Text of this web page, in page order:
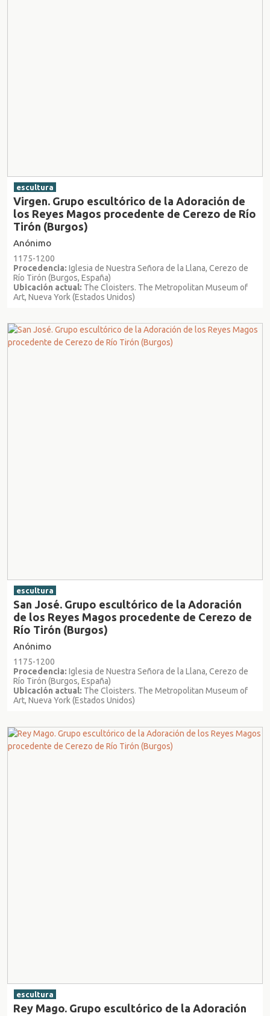
escultura
Virgen. Grupo escultórico de la Adoración de
los Reyes Magos procedente de Cerezo de Río
Tirón (Burgos)
Anónimo
1175-1200
Procedencia: Iglesia de Nuestra Señora de la Llana, Cerezo de
Río Tirón (Burgos, España)
Ubicación actual: The Cloisters. The Metropolitan Museum of
Art, Nueva York (Estados Unidos)
escultura
San José. Grupo escultórico de la Adoración
de los Reyes Magos procedente de Cerezo de
Río Tirón (Burgos)
Anónimo
1175-1200
Procedencia: Iglesia de Nuestra Señora de la Llana, Cerezo de
Río Tirón (Burgos, España)
Ubicación actual: The Cloisters. The Metropolitan Museum of
Art, Nueva York (Estados Unidos)
escultura
Rey Mago. Grupo escultórico de la Adoración